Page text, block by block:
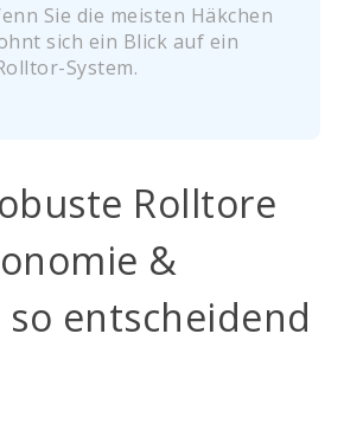
Sie die meisten Häkchen
sich ein Blick auf ein
System.
Rolltore
&
so entscheidend